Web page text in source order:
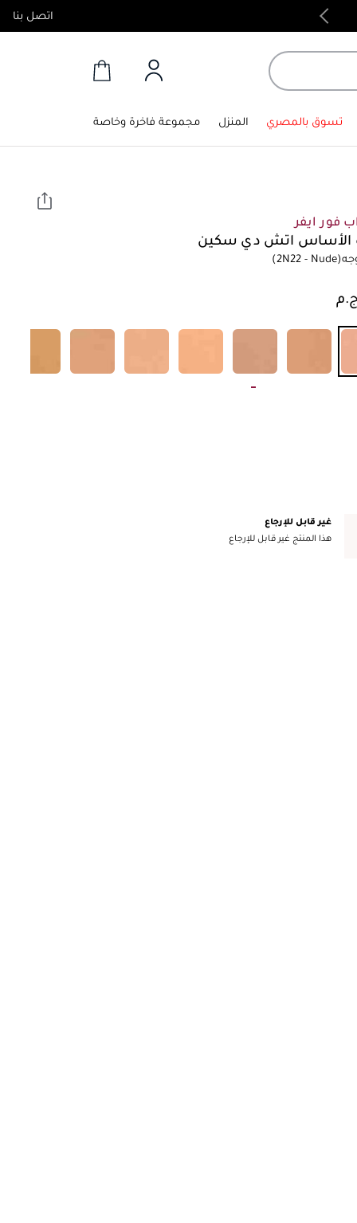
اتصل بنا
تسوق بالمصري المنزل مجموعة فاخرة وخاصة
فور ايفر
الأساس اتش دي سكين
(2N22 - Nude)
غير قابل للإرجاع
هذا المنتج غير قابل للإرجاع